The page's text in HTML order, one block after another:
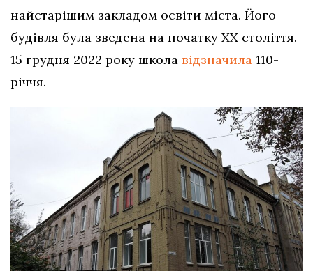
найстарішим закладом освіти міста. Його
будівля була зведена на початку ХХ століття.
15 грудня 2022 року школа відзначила 110-
річчя.